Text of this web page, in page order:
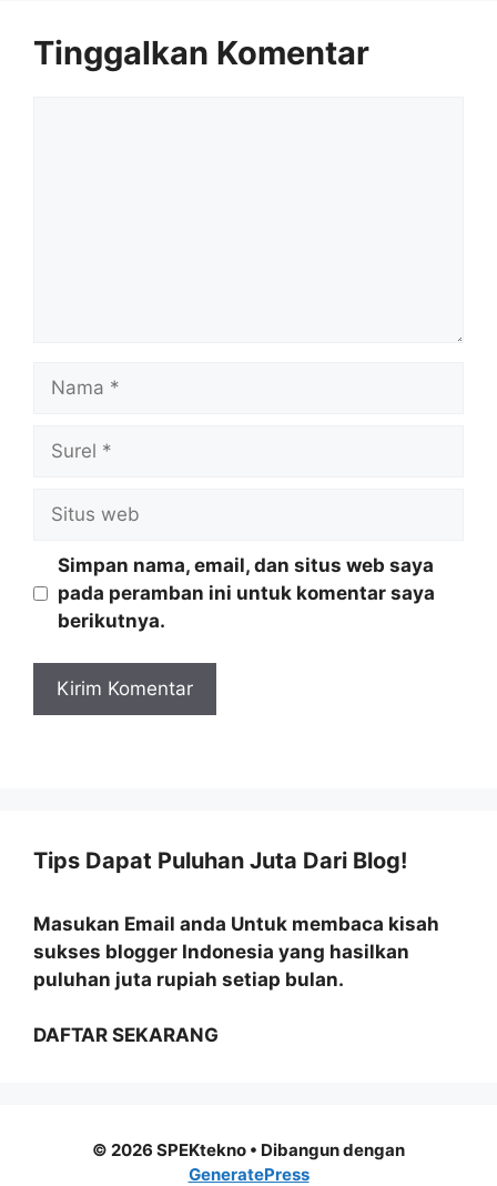
Tinggalkan Komentar
web
Simpan nama, email, dan situs web saya
pada peramban ini untuk komentar saya
berikutnya.
Tips Dapat Puluhan Juta Dari Blog!
Masukan Email anda Untuk membaca kisah
sukses blogger Indonesia yang hasilkan
puluhan juta rupiah setiap bulan.
DAFTAR SEKARANG
© 2026 SPEKtekno • Dibangun dengan
GeneratePress